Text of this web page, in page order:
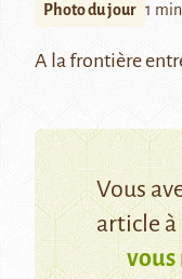
Photo du jour 1
A la frontière
Vous
article